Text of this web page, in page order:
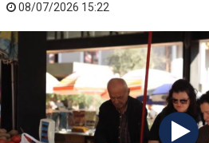
08/07/2026 15:22